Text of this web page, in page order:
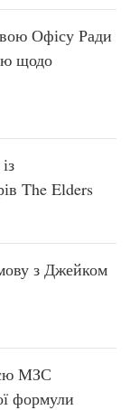
Офісу Ради
щодо
The Elders
з Джейком
МЗС
формули